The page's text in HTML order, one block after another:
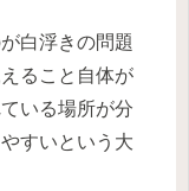
白浮きの問題
ること自体が
いる場所が分
すいという大